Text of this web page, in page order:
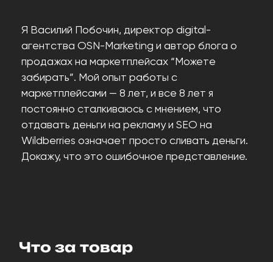
Я Василий Побочин, директор digital-
агентства OSN-Marketing и автор блога о
продажах на маркетплейсах “Можете
забирать”. Мой опыт работы с
маркетплейсами — 8 лет, и все 8 лет я
постоянно сталкиваюсь с мнением, что
отдавать деньги на рекламу и SEO на
Wildberries означает просто сливать деньги.
Докажу, что это ошибочное представление.
Что за товар